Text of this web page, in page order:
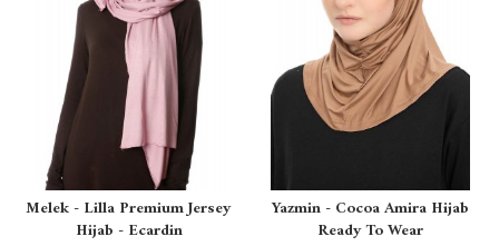
Melek - Lilla Premium Jersey
Hijab - Ecardin
Yazmin - Cocoa Amira Hijab
Ready To Wear